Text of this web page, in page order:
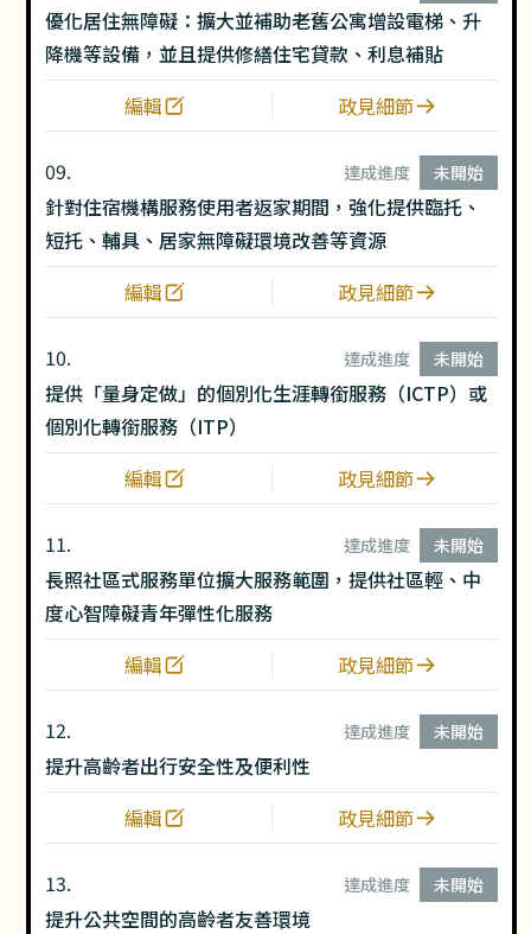
優化居住無障礙：擴大並補助老舊公寓增設電梯、升
降機等設備，並且提供修繕住宅貸款、利息補貼
編輯
政見細節
09. 達成進度 未開始
針對住宿機構服務使用者返家期間，強化提供臨托、
短托、輔具、居家無障礙環境改善等資源
編輯
政見細節
10. 達成進度 未開始
提供「量身定做」的個別化生涯轉銜服務（ICTP）或
個別化轉銜服務（ITP）
編輯
政見細節
11. 達成進度 未開始
長照社區式服務單位擴大服務範圍，提供社區輕、中
度心智障礙青年彈性化服務
編輯
政見細節
12. 達成進度 未開始
提升高齡者出行安全性及便利性
編輯
政見細節
13. 達成進度 未開始
提升公共空間的高齡者友善環境